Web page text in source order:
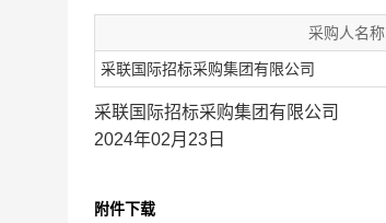
采购人名称
采联国际招标采购集团有限公司
采联国际招标采购集团有限公司
2024年02月23日
附件下载